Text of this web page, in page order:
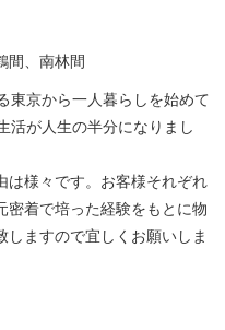
間、南林間
東京から一人暮らしを始めて
活が人生の半分になりまし
は様々です。お客様それぞれ
密着で培った経験をもとに物
しますので宜しくお願いしま